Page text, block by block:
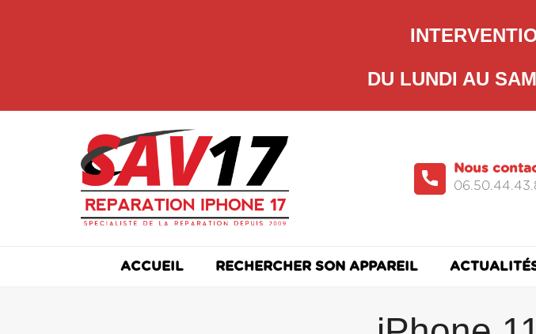
DU LUNDI AU
Nous
ACCUEIL RECHERCHER SON APPAREIL